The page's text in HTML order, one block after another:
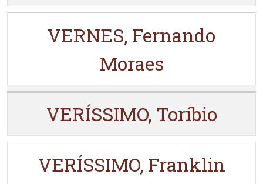
VERNES, Fernando
Moraes
VERÍSSIMO, Toríbio
VERÍSSIMO, Franklin